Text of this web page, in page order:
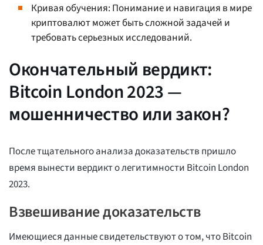
Кривая обучения: Понимание и навигация в мире
криптовалют может быть сложной задачей и
требовать серьезных исследований.
Окончательный вердикт:
Bitcoin London 2023 —
мошенничество или закон?
После тщательного анализа доказательств пришло
время вынести вердикт о легитимности Bitcoin London
2023.
Взвешивание доказательств
Имеющиеся данные свидетельствуют о том, что Bitcoin